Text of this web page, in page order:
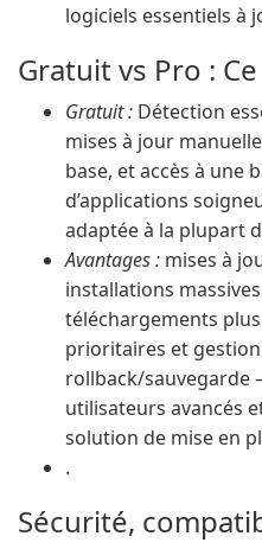
logiciels essentiels à
Gratuit vs Pro :
Gratuit : Détection
mises à jour
base, et accès à une
d’applications
adaptée à la plupart
Avantages : mises à
installations
téléchargements
prioritaires et
rollback/sauvegarde
utilisateurs avancés
solution de mise en
.
Sécurité,